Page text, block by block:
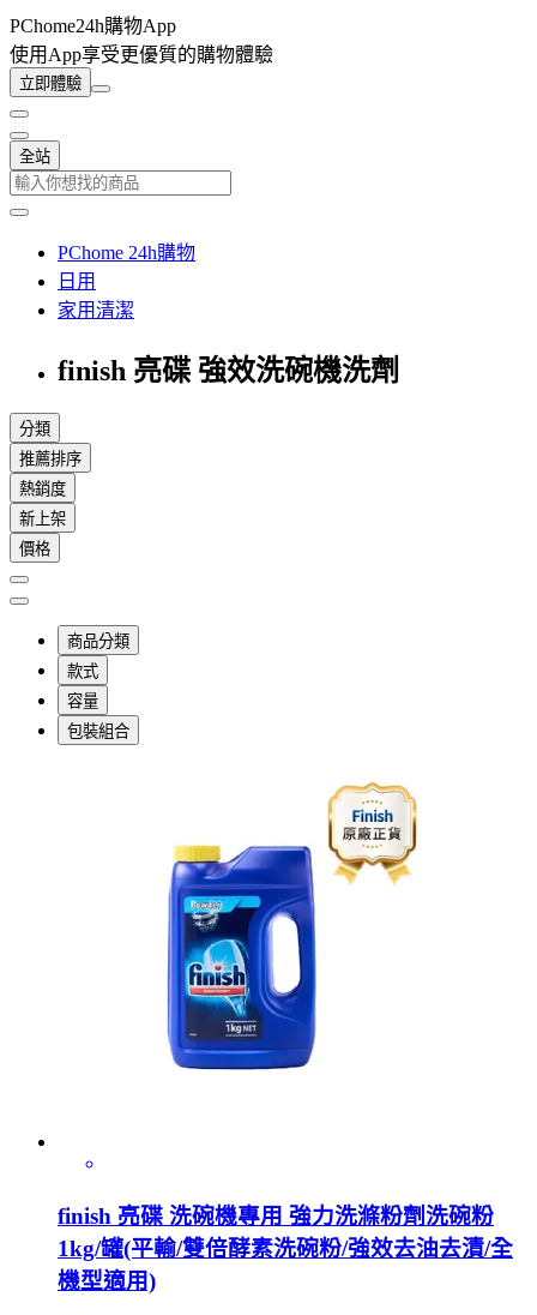
PChome24h購物App
使用App享受更優質的購物體驗
立即體驗
全站
PChome 24h購物
日用
家用清潔
finish 亮碟 強效洗碗機洗劑
分類
推薦排序
熱銷度
新上架
價格
商品分類
款式
容量
包裝組合
finish 亮碟 洗碗機專用 強力洗滌粉劑洗碗粉
1kg/罐(平輸/雙倍酵素洗碗粉/強效去油去漬/全
機型適用)